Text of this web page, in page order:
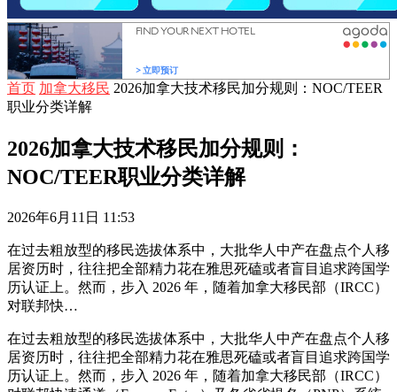
首页 加拿大移民 2026加拿大技术移民加分规则：NOC/TEER
职业分类详解
2026加拿大技术移民加分规则：
NOC/TEER职业分类详解
2026年6月11日 11:53
在过去粗放型的移民选拔体系中，大批华人中产在盘点个人移
居资历时，往往把全部精力花在雅思死磕或者盲目追求跨国学
历认证上。然而，步入 2026 年，随着加拿大移民部（IRCC）
对联邦快…
在过去粗放型的移民选拔体系中，大批华人中产在盘点个人移
居资历时，往往把全部精力花在雅思死磕或者盲目追求跨国学
历认证上。然而，步入 2026 年，随着加拿大移民部（IRCC）